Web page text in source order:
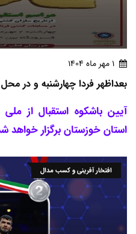
1 مهر ماه 1404
بعداظهر فردا چهارشنبه و در محل
آیین باشکوه استقبال از
استان خوزستان برگزار خواهد
افتخار آفرینی و کسب مدال